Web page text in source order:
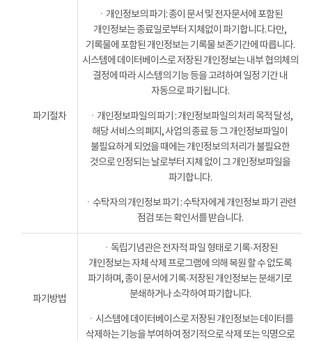
파기절차
ㆍ개인정보의 파기: 종이 문서 및 전자문서에 포함된
개인정보는 종료일로부터 지체없이 파기합니다. 다만,
기록물에 포함된 개인정보는 기록물 보존기간에 따릅니다.
시스템에 데이터베이스로 저장된 개인정보는 내부 협의체의
결정에 따라 시스템의 기능 등을 고려하여 일정 기간 내
자동으로 파기됩니다.
ㆍ개인정보파일의 파기 : 개인정보파일의 처리 목적 달성,
해당 서비스의 폐지, 사업의 종료 등 그 개인정보파일이
불필요하게 되었을 때에는 개인정보의 처리가 불필요한
것으로 인정되는 날로부터 지체 없이 그 개인정보파일을
파기합니다.
ㆍ수탁자의 개인정보 파기 : 수탁자에게 개인정보 파기 관련
점검 또는 확인서를 받습니다.
파기방법
ㆍ독립기념관은 전자적 파일 형태로 기록·저장된
개인정보는 자체 삭제 프로그램에 의해 복원 할 수 없도록
파기하며, 종이 문서에 기록·저장된 개인정보는 분쇄기로
분쇄하거나 소각하여 파기합니다.
ㆍ시스템에 데이터베이스로 저장된 개인정보는 데이터를
삭제하는 기능을 부여하여 정기적으로 삭제 또는 익명으로